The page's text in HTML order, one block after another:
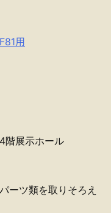
用
階展示ホール
ーツ類を取りそろえ